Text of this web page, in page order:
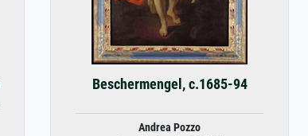
Beschermengel, c.1685-94
Andrea Pozzo